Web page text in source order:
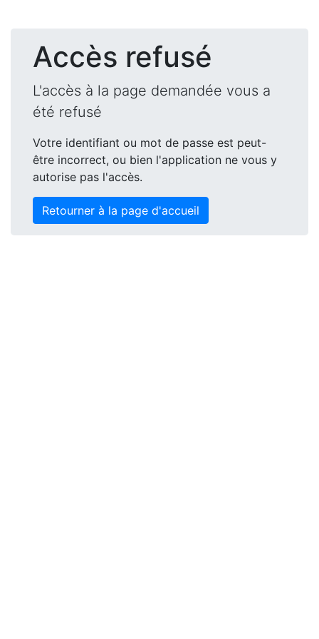
Accès refusé
L'accès à la page demandée vous a
été refusé
Votre identifiant ou mot de passe est peut-
être incorrect, ou bien l'application ne vous y
autorise pas l'accès.
Retourner à la page d'accueil